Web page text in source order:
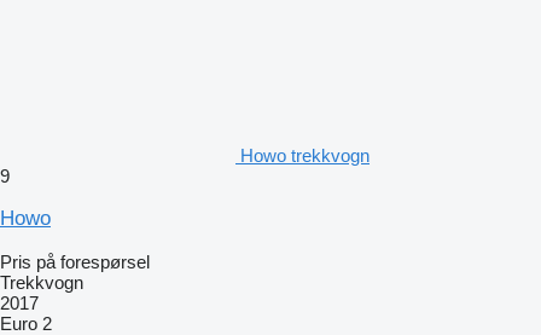
Howo trekkvogn
9
Howo
Pris på forespørsel
Trekkvogn
2017
Euro 2